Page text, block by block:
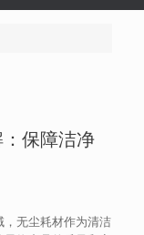
保障洁净
无尘耗材作为清洁